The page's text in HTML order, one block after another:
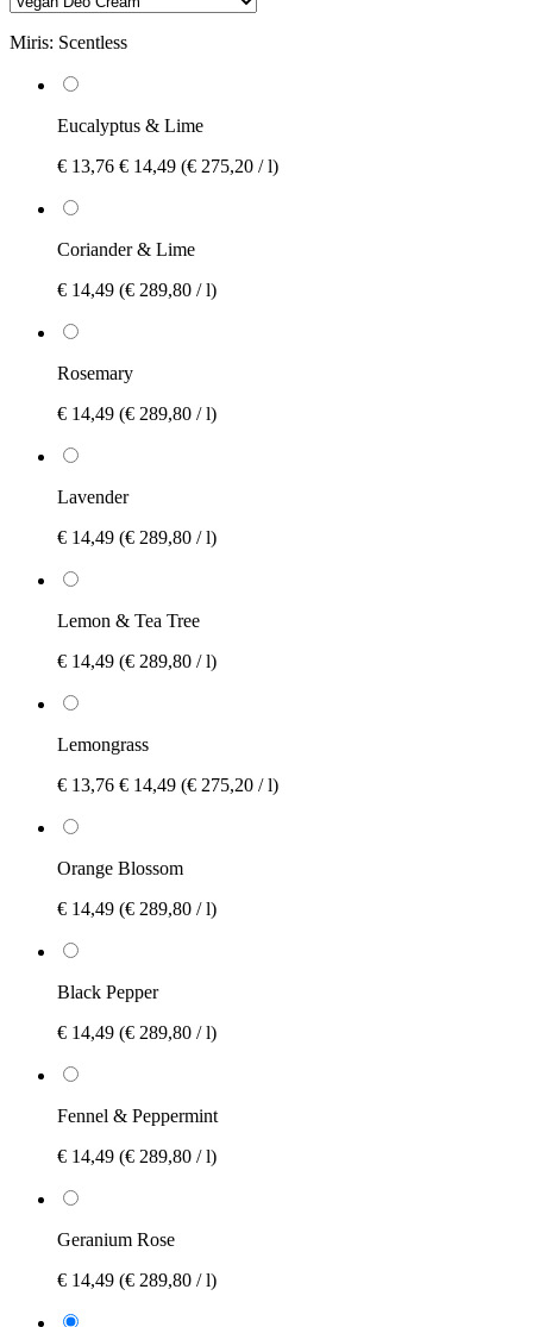
Miris: Scentless
Eucalyptus & Lime
€ 13,76 € 14,49 (€ 275,20 / l)
Coriander & Lime
€ 14,49 (€ 289,80 / l)
Rosemary
€ 14,49 (€ 289,80 / l)
Lavender
€ 14,49 (€ 289,80 / l)
Lemon & Tea Tree
€ 14,49 (€ 289,80 / l)
Lemongrass
€ 13,76 € 14,49 (€ 275,20 / l)
Orange Blossom
€ 14,49 (€ 289,80 / l)
Black Pepper
€ 14,49 (€ 289,80 / l)
Fennel & Peppermint
€ 14,49 (€ 289,80 / l)
Geranium Rose
€ 14,49 (€ 289,80 / l)